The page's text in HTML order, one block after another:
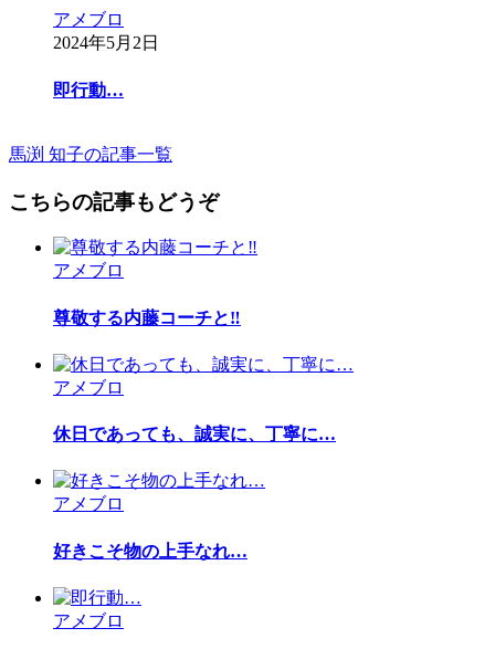
アメブロ
2024年5月2日
即行動…
馬渕 知子の記事一覧
こちらの記事もどうぞ
アメブロ
尊敬する内藤コーチと‼︎
アメブロ
休日であっても、誠実に、丁寧に…
アメブロ
好きこそ物の上手なれ…
アメブロ